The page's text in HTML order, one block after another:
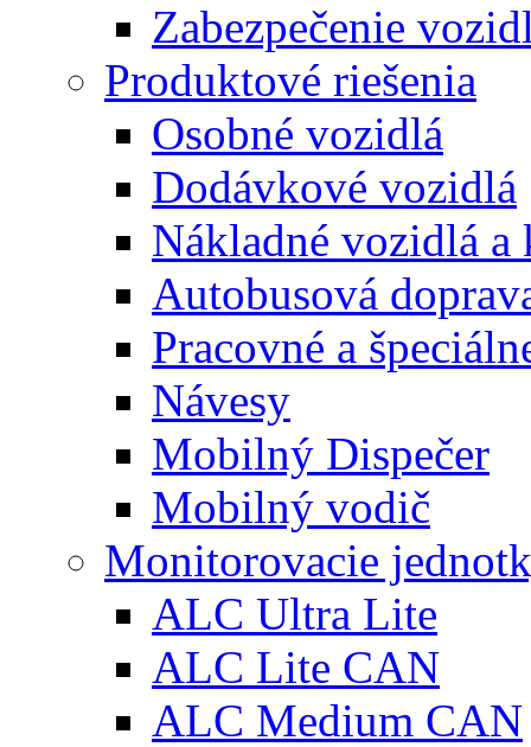
Zabezpečenie
Produktové riešenia
Osobné vozidlá
Dodávkové vozidlá
Nákladné vozidlá a
Autobusová
Pracovné a
Návesy
Mobilný Dispečer
Mobilný vodič
Monitorovacie
ALC Ultra Lite
ALC Lite CAN
ALC Medium CAN